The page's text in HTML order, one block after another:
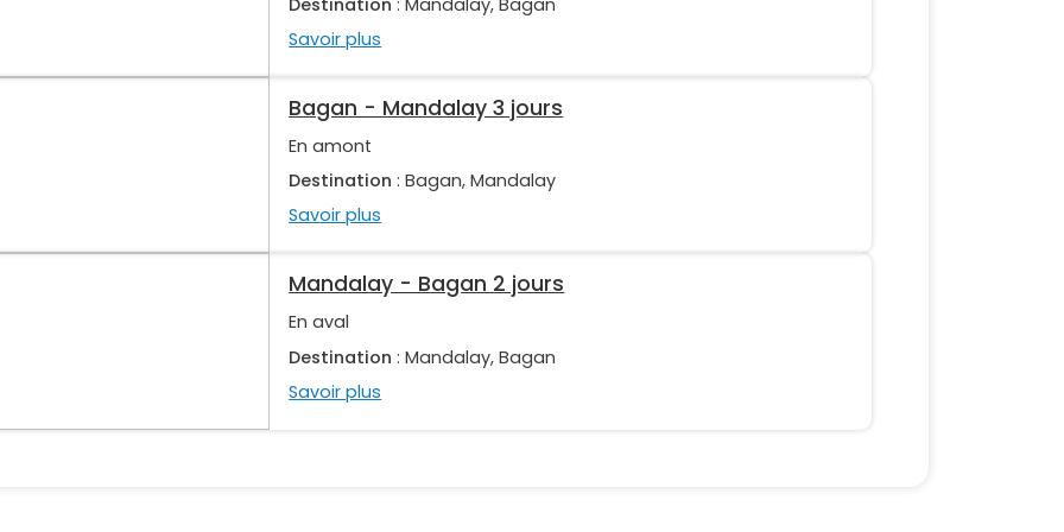
Savoir plus
Bagan - Mandalay 3 jours
En amont
Destination : Bagan, Mandalay
Savoir plus
Mandalay - Bagan 2 jours
En aval
Destination : Mandalay, Bagan
Savoir plus